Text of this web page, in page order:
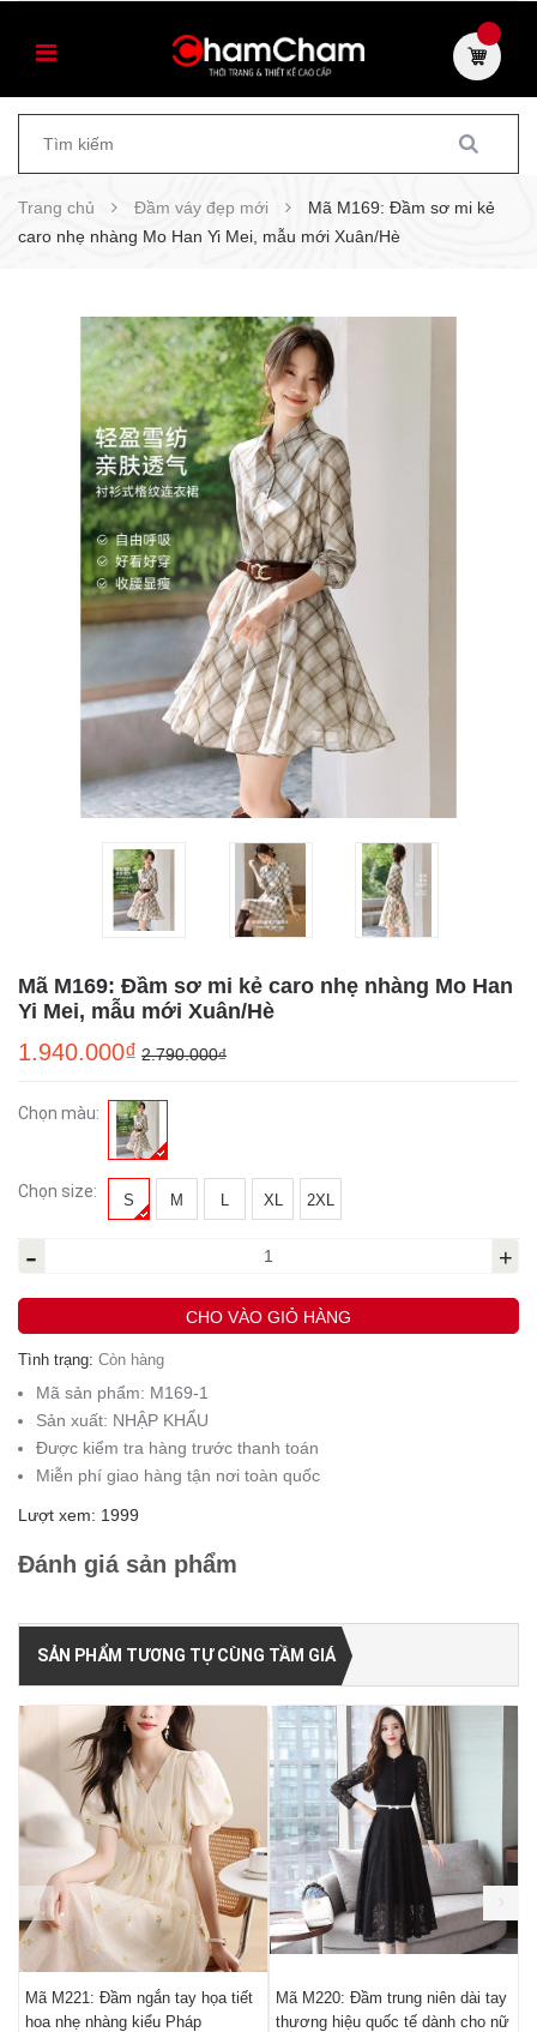
Trang chủ Đầm váy đẹp mới
Mã M169: Đầm sơ mi kẻ
caro nhẹ nhàng Mo Han Yi Mei, mẫu mới Xuân/Hè
Mã M169: Đầm sơ mi kẻ caro nhẹ nhàng Mo Han
Yi Mei, mẫu mới Xuân/Hè
1.940.000₫ 2.790.000₫
Chọn màu:
Chọn size: S M L XL 2XL
- +
CHO VÀO GIỎ HÀNG
Tình trạng: Còn hàng
Mã sản phẩm: M169-1
Sản xuất: NHẬP KHẨU
Được kiểm tra hàng trước thanh toán
Miễn phí giao hàng tận nơi toàn quốc
Lượt xem: 1999
Đánh giá sản phẩm
SẢN PHẨM TƯƠNG TỰ CÙNG TẦM GIÁ
Mã M221: Đầm ngắn tay họa tiết
hoa nhẹ nhàng kiểu Pháp
Mã M220: Đầm trung niên dài tay
thương hiệu quốc tế dành cho nữ